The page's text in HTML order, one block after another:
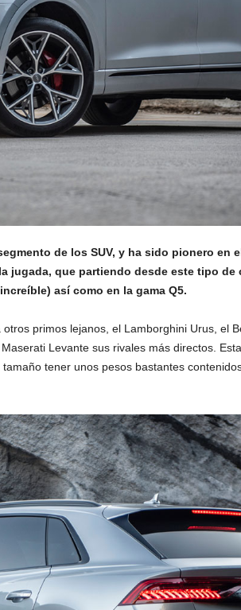
de los SUV, y ha sido pionero en
jugada, que partiendo desde este tipo
así como en la gama Q5.
primos lejanos, el Lamborghini Urus, el
Levante sus rivales más directos.
tener unos pesos bastantes